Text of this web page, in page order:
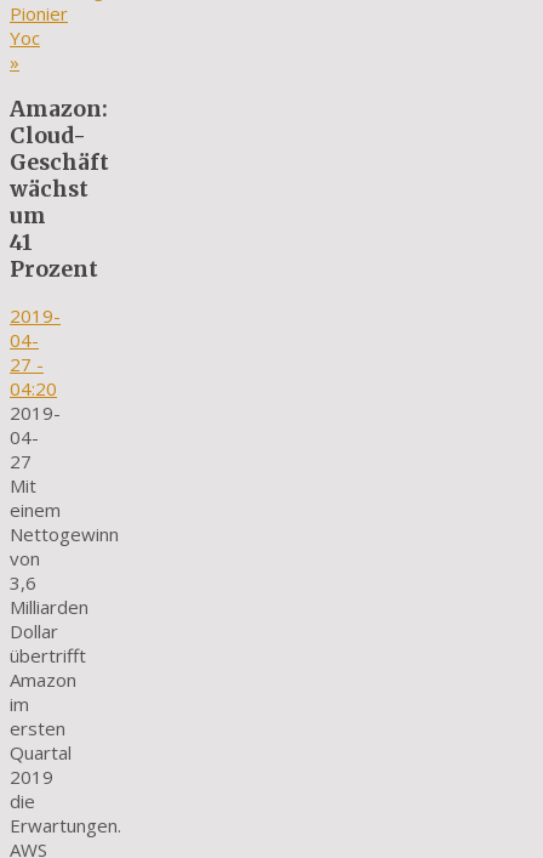
Pionier
Yoc
»
Amazon:
Cloud-
Geschäft
wächst
um
41
Prozent
2019-
04-
27 -
04:20
2019-
04-
27
Mit
einem
Nettogewinn
von
3,6
Milliarden
Dollar
übertrifft
Amazon
im
ersten
Quartal
2019
die
Erwartungen.
AWS